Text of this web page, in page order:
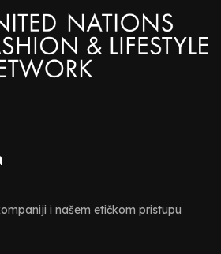
i našem etičkom pristupu